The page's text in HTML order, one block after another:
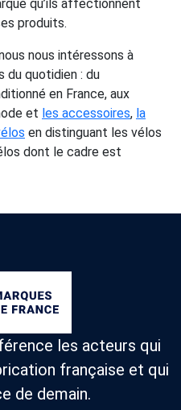
qu’ils affectionnent
produits.
nous intéressons à
du quotidien : du
en France, aux
et les accessoires, la
en distinguant les vélos
dont le cadre est
les acteurs qui
française et qui
de demain.